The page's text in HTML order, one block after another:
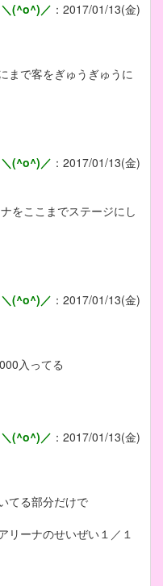
(^o^)／ ： 2017/01/13(金)
まで客をぎゅうぎゅうに
(^o^)／ ： 2017/01/13(金)
をここまでステージにし
(^o^)／ ： 2017/01/13(金)
入ってる
(^o^)／ ： 2017/01/13(金)
てる部分だけで
リーナのせいぜい１／１